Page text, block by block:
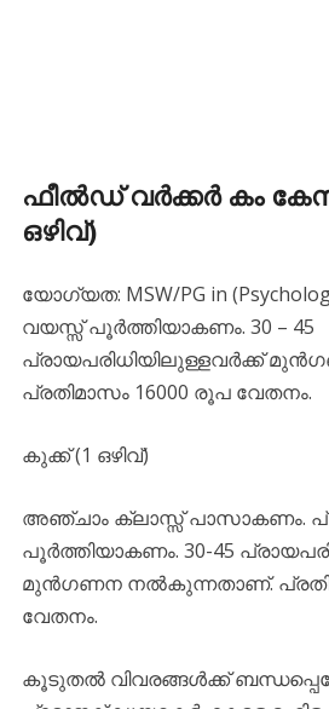
ഫീൽഡ് വർക്കർ കം
ഒഴിവ്)
യോഗ്യത: MSW/PG in
വയസ്സ് പൂർത്തിയാകണം. 30 – 45
പ്രായപരിധിയിലുള്ളവർക്ക്
പ്രതിമാസം 16000 രൂപ വേതനം.
കുക്ക് (1 ഒഴിവ്)
അഞ്ചാം ക്ലാസ്സ് പാസാകണം.
പൂർത്തിയാകണം. 30-45
മുൻഗണന നൽകുന്നതാണ്.
വേതനം.
കൂടുതൽ വിവരങ്ങൾക്ക്